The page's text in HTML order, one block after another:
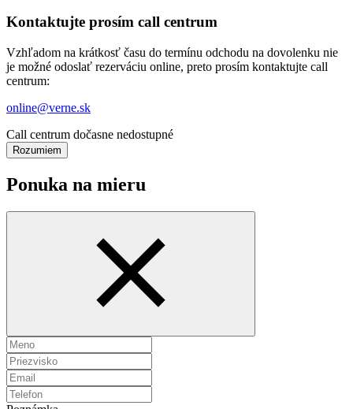
Kontaktujte prosím call centrum
Vzhľadom na krátkosť času do termínu odchodu na dovolenku nie
je možné odoslať rezerváciu online, preto prosím kontaktujte call
centrum:
online@verne.sk
Call centrum dočasne nedostupné
Rozumiem
Ponuka na mieru